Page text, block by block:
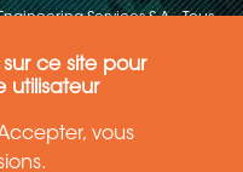
sur ce site pour
utilisateur
vous
Services S.A. - Tous
des données
de ventes